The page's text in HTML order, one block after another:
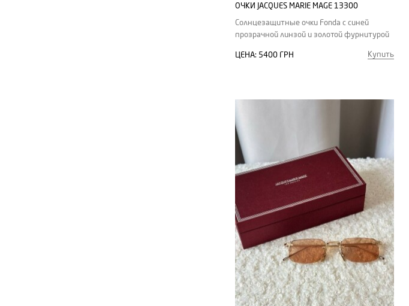
ОЧКИ JACQUES MARIE MAGE 13300
Солнцезащитные очки Fonda с синей
прозрачной линзой и золотой фурнитурой
ЦЕНА: 5400 ГРН Купить